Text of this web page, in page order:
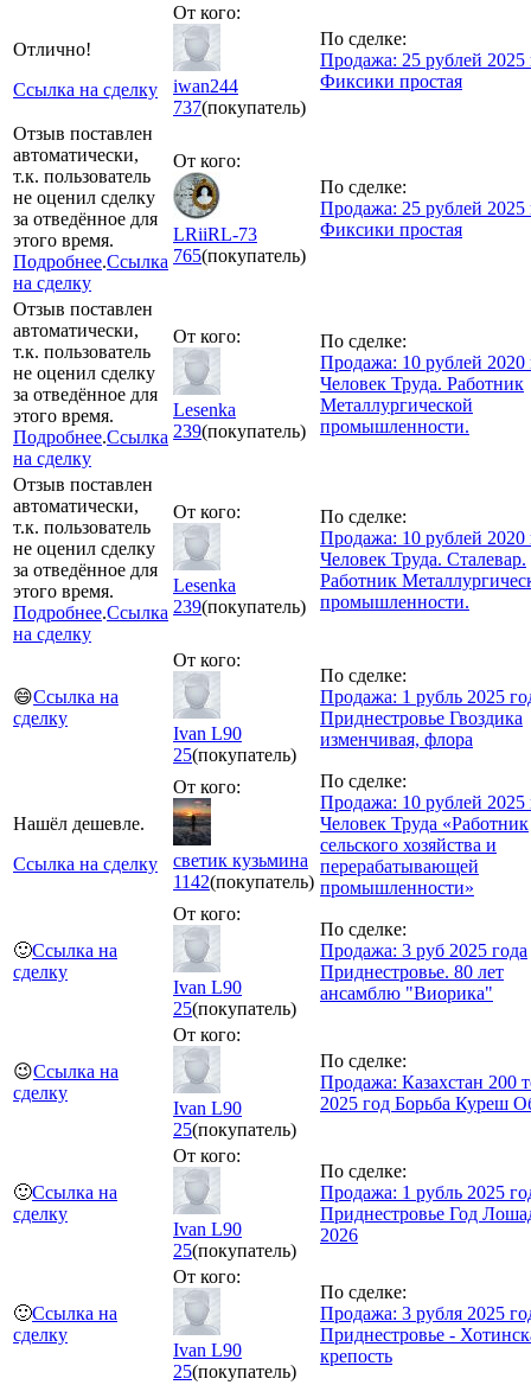
Отлично!
Ссылка на сделку
От кого:
iwan244
737(покупатель)
По сделке:
Продажа: 25 рублей 2025
Фиксики простая
Отзыв поставлен
автоматически,
т.к. пользователь
не оценил сделку
за отведённое для
этого время.
Подробнее.Ссылка
на сделку
От кого:
LRiiRL-73
765(покупатель)
По сделке:
Продажа: 25 рублей 2025
Фиксики простая
Отзыв поставлен
автоматически,
т.к. пользователь
не оценил сделку
за отведённое для
этого время.
Подробнее.Ссылка
на сделку
От кого:
Lesenka
239(покупатель)
По сделке:
Продажа: 10 рублей 2020
Человек Труда. Работник
Металлургической
промышленности.
Отзыв поставлен
автоматически,
т.к. пользователь
не оценил сделку
за отведённое для
этого время.
Подробнее.Ссылка
на сделку
От кого:
Lesenka
239(покупатель)
По сделке:
Продажа: 10 рублей 2020
Человек Труда. Сталевар.
Работник
промышленности.
😄Ссылка на
сделку
От кого:
Ivan L90
25(покупатель)
По сделке:
Продажа: 1 рубль 2025
Приднестровье Гвоздика
изменчивая, флора
Нашёл дешевле.
Ссылка на сделку
От кого:
светик кузьмина
1142(покупатель)
По сделке:
Продажа: 10 рублей 2025
Человек Труда «Работник
сельского хозяйства и
перерабатывающей
промышленности»
🙂Ссылка на
сделку
От кого:
Ivan L90
25(покупатель)
По сделке:
Продажа: 3 руб 2025 года
Приднестровье. 80 лет
ансамблю "Виорика"
😉Ссылка на
сделку
От кого:
Ivan L90
25(покупатель)
По сделке:
Продажа: Казахстан 200
2025 год Борьба Куреш
🙂Ссылка на
сделку
От кого:
Ivan L90
25(покупатель)
По сделке:
Продажа: 1 рубль 2025
Приднестровье Год
2026
🙂Ссылка на
сделку
От кого:
Ivan L90
25(покупатель)
По сделке:
Продажа: 3 рубля 2025
Приднестровье -
крепость